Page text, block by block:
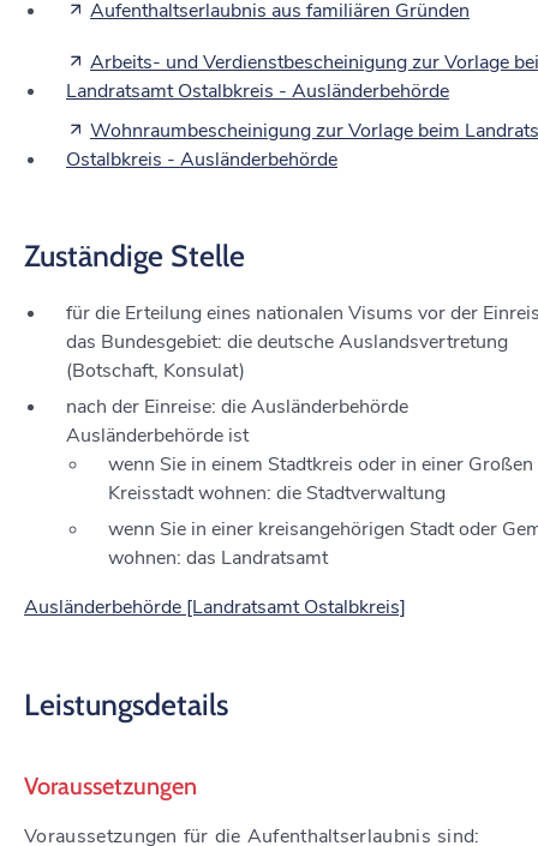
Aufenthaltserlaubnis aus familiären Gründen
Arbeits- und Verdienstbescheinigung zur Vorlage
Landratsamt Ostalbkreis - Ausländerbehörde
Wohnraumbescheinigung zur Vorlage beim
Ostalbkreis - Ausländerbehörde
Zuständige Stelle
für die Erteilung eines nationalen Visums vor der
das Bundesgebiet: die deutsche Auslandsvertretung
(Botschaft, Konsulat)
nach der Einreise: die Ausländerbehörde
Ausländerbehörde ist
wenn Sie in einem Stadtkreis oder in einer Großen
Kreisstadt wohnen: die Stadtverwaltung
wenn Sie in einer kreisangehörigen Stadt oder
wohnen: das Landratsamt
Ausländerbehörde [Landratsamt Ostalbkreis]
Leistungsdetails
Voraussetzungen
Voraussetzungen für die Aufenthaltserlaubnis sind: